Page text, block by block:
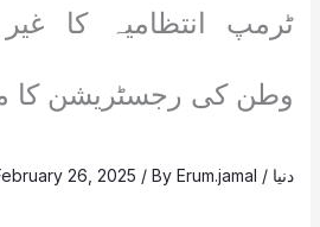
ٹرمپ انتظامیہ کا غیر
وطن کی رجسٹریشن کا
دنیا /
26, 2025 / ByErum.jamal